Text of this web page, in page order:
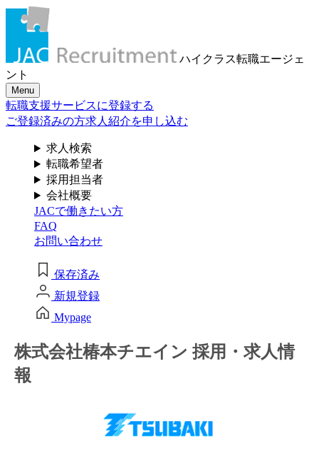
求人検索・転職事例
はじめに、あなたが活かしたい
「ご経験業種」
お選びください
サービス（人材・ホテル・旅行・教育）
商社
流通（EC・運輸・小売）
消費財（食品・アパレル・トイレタリー）
マスコミ（広告・制作）
建設・不動産
金融（銀行・証券・保険・投資）
WEB（デジタル・メディア・ゲーム）
ハイクラス転職エージェ
ント
Menu
転職支援サービスに登録する
ご登録済みの方求人紹介を申し込む
求人検索
転職希望者
採用担当者
会社概要
JACで働きたい方
FAQ
お問い合わせ
保存済み
新規登録
Mypage
株式会社椿本チエイン 採用・求人情
報
メール認証とは？
メール認証は当社サービスを利用される方が登録されたメー
ルアドレスがご本人のもので受信可能であることを確認する
ための仕組みです。 これは主に、なりすまし等のセキュリテ
ィリスク低減や、サポートにおけるお客様のスムーズな本人
認証に役立ちます。お客様が安心してジェイ エイ シー リク
ルートメントをお使いいただくための大切な認証操作となり
個人情報取り扱いおよびサービス利用規約